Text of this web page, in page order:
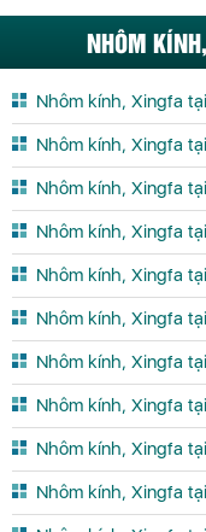
NHÔM
Nhôm kính, Xingfa
Nhôm kính, Xingfa
Nhôm kính, Xingfa
Nhôm kính, Xingfa
Nhôm kính, Xingfa
Nhôm kính, Xingfa
Nhôm kính, Xingfa
Nhôm kính, Xingfa
Nhôm kính, Xingfa
Nhôm kính, Xingfa